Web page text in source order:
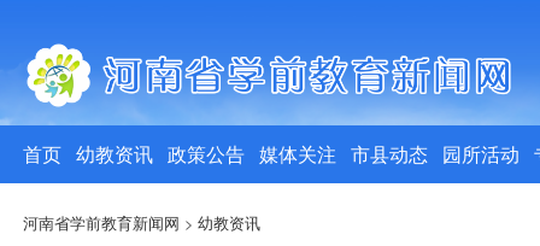
首页 幼教资讯 政策公告 媒体关注 市县动态 园所活动
河南省学前教育新闻网 >幼教资讯